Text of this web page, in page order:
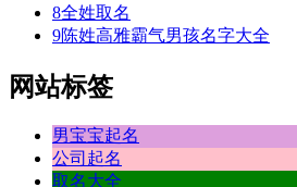
8全姓取名
9陈姓高雅霸气男孩名字大全
网站标签
男宝宝起名
公司起名
取名大全